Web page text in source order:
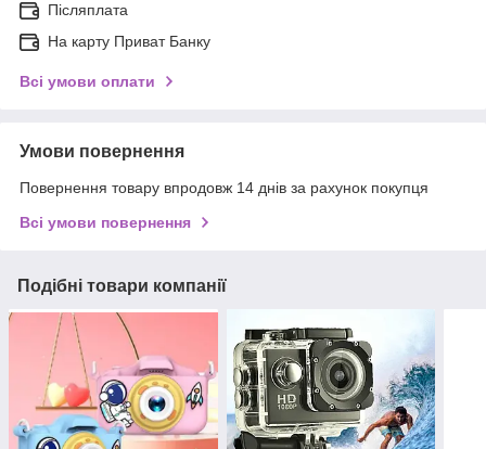
Післяплата
На карту Приват Банку
Всі умови оплати
Умови повернення
Повернення товару впродовж 14 днів за рахунок покупця
Всі умови повернення
Подібні товари компанії